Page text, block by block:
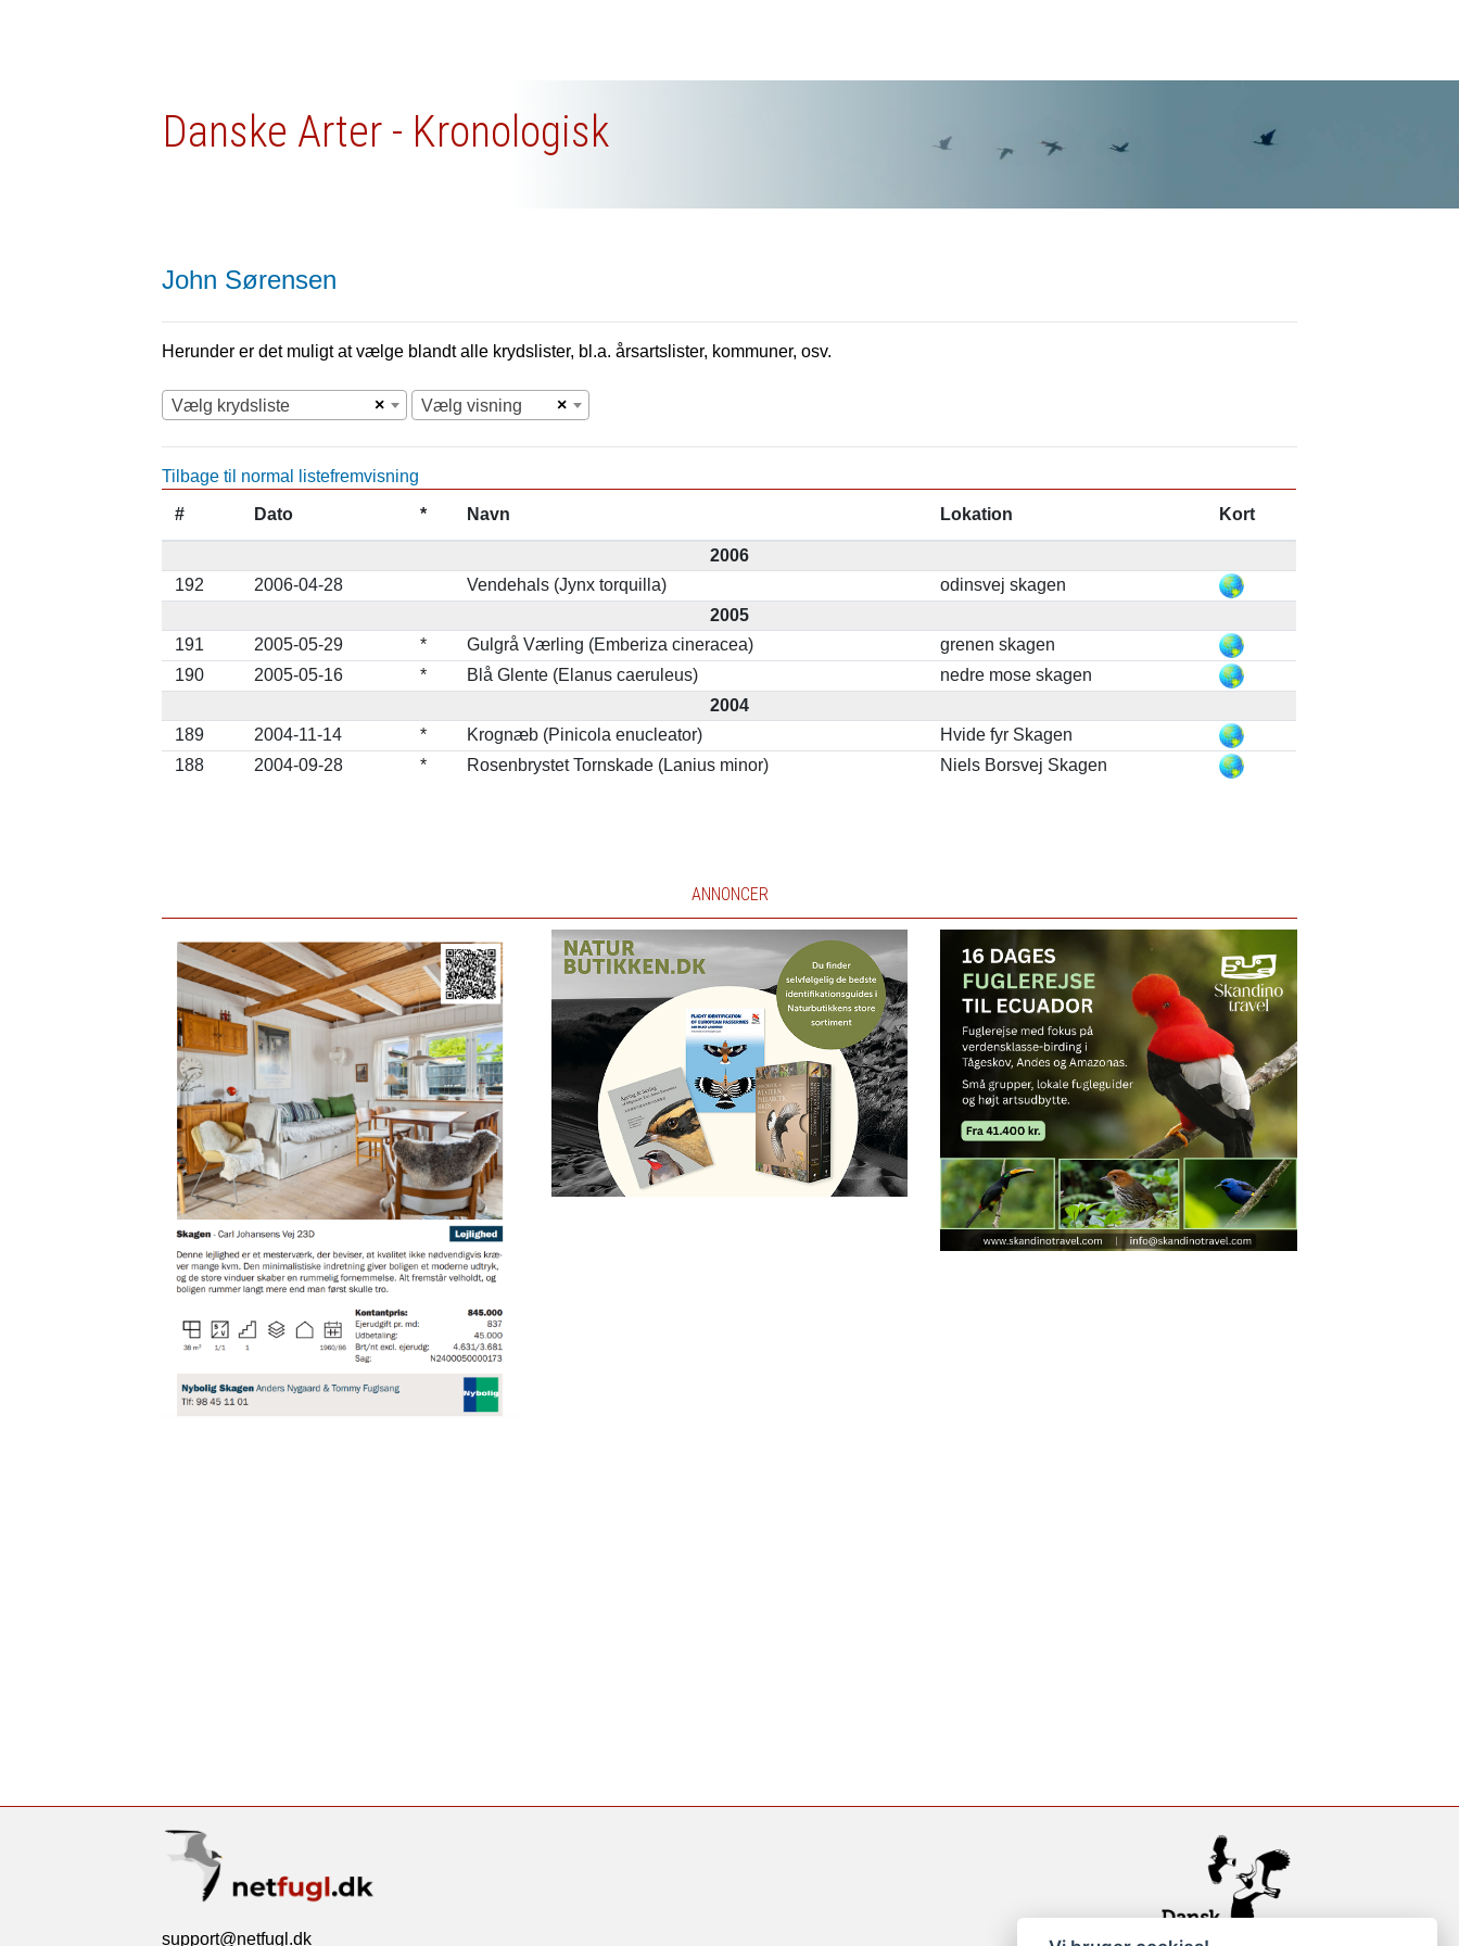
Danske Arter - Kronologisk
John Sørensen
Herunder er det muligt at vælge blandt alle krydslister, bl.a. årsartslister, kommuner, osv.
×
Vælg krydsliste ×
Vælg visning
Tilbage til normal listefremvisning
# Dato * Navn Lokation Kort
2006
192
2006-04-28 Vendehals (Jynx torquilla)
odinsvej skagen
2005
191
2005-05-29 * Gulgrå Værling (Emberiza cineracea)
grenen skagen
190
2005-05-16 * Blå Glente (Elanus caeruleus)
nedre mose skagen
2004
189
2004-11-14 * Krognæb (Pinicola enucleator)
Hvide fyr Skagen
188
2004-09-28 * Rosenbrystet Tornskade (Lanius minor) Niels Borsvej Skagen
ANNONCER
support@netfugl.dk